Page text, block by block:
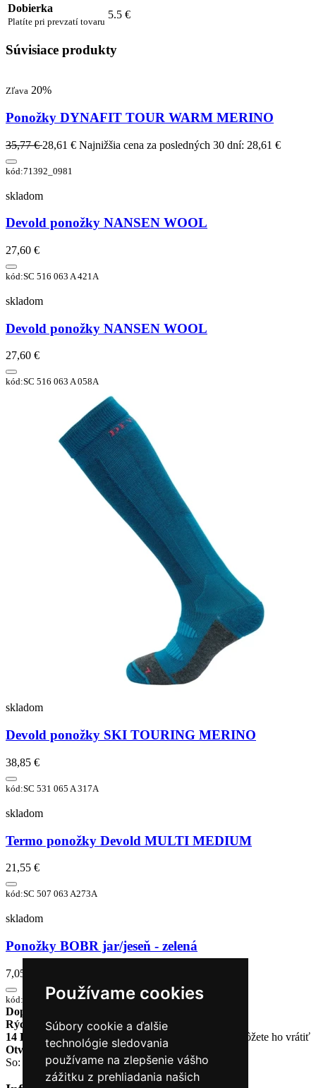
Používame cookies
Súbory cookie a ďalšie
technológie sledovania
používame na zlepšenie vášho
zážitku z prehliadania našich
Dobierka
Platíte pri prevzatí tovaru
5.5 €
Súvisiace produkty
Zľava 20%
Ponožky DYNAFIT TOUR WARM MERINO
35,77 €28,61 € Najnižšia cena za posledných 30 dní: 28,61 €
kód:71392_0981
skladom
Devold ponožky NANSEN WOOL
27,60 €
kód:SC 516 063 A 421A
skladom
Devold ponožky NANSEN WOOL
27,60 €
kód:SC 516 063 A 058A
skladom
Devold ponožky SKI TOURING MERINO
38,85 €
kód:SC 531 065 A 317A
skladom
Termo ponožky Devold MULTI MEDIUM
21,55 €
kód:SC 507 063 A273A
skladom
Ponožky BOBR jar/jeseň - zelená
7,05 €
kód:BR9101
Doprava zadarmo
Rýchle dodanieTovar Vám odošleme do 24 hodín
14 Dní na vrátenie tovaru
Ak Vám tovar nesadne, môžete ho vrátiť
Otvorené celý týždeňPo - pia: 8:30 - 16:30
So: 9:00 - 12:00